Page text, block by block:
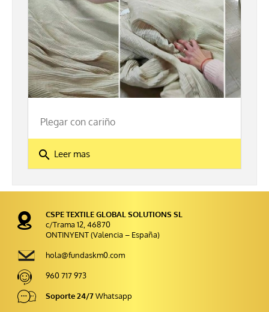
Plegar con cariño
search Leer mas
CSPE TEXTILE GLOBAL SOLUTIONS SL
c/Trama 12, 46870
ONTINYENT (Valencia – España)
hola@fundaskm0.com
960 717 973
Soporte 24/7Whatsapp